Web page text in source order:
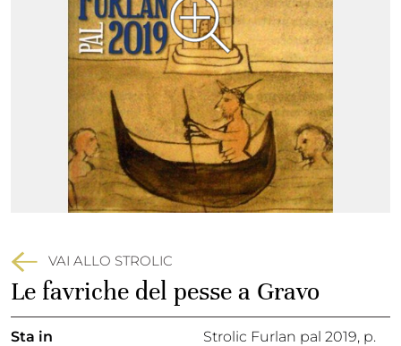
VAI ALLO STROLIC
Le favriche del pesse a Gravo
Sta in Strolic Furlan pal 2019, p.